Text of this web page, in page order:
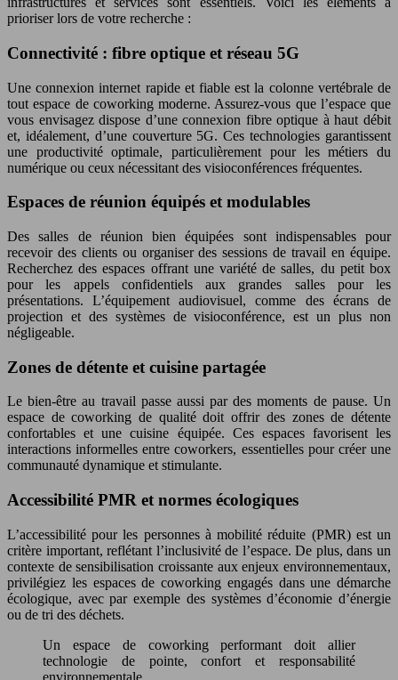
prioriser lors de votre recherche :
Connectivité : fibre optique et réseau 5G
Une connexion internet rapide et fiable est la colonne vertébrale de
tout espace de coworking moderne. Assurez-vous que l’espace que
vous envisagez dispose d’une connexion fibre optique à haut débit
et, idéalement, d’une couverture 5G. Ces technologies garantissent
une productivité optimale, particulièrement pour les métiers du
numérique ou ceux nécessitant des visioconférences fréquentes.
Espaces de réunion équipés et modulables
Des salles de réunion bien équipées sont indispensables pour
recevoir des clients ou organiser des sessions de travail en équipe.
Recherchez des espaces offrant une variété de salles, du petit box
pour les appels confidentiels aux grandes salles pour les
présentations. L’équipement audiovisuel, comme des écrans de
projection et des systèmes de visioconférence, est un plus non
négligeable.
Zones de détente et cuisine partagée
Le bien-être au travail passe aussi par des moments de pause. Un
espace de coworking de qualité doit offrir des zones de détente
confortables et une cuisine équipée. Ces espaces favorisent les
interactions informelles entre coworkers, essentielles pour créer une
communauté dynamique et stimulante.
Accessibilité PMR et normes écologiques
L’accessibilité pour les personnes à mobilité réduite (PMR) est un
critère important, reflétant l’inclusivité de l’espace. De plus, dans un
contexte de sensibilisation croissante aux enjeux environnementaux,
privilégiez les espaces de coworking engagés dans une démarche
écologique, avec par exemple des systèmes d’économie d’énergie
ou de tri des déchets.
Un espace de coworking performant doit allier
technologie de pointe, confort et responsabilité
environnementale.